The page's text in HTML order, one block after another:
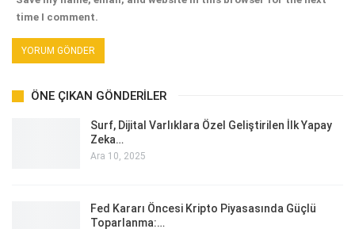
time I comment.
ÖNE ÇIKAN GÖNDERILER
Surf, Dijital Varlıklara Özel Geliştirilen İlk Yapay
Zeka…
Ara 10, 2025
Fed Kararı Öncesi Kripto Piyasasında Güçlü
Toparlanma:…